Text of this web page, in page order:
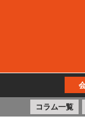
コラム一覧